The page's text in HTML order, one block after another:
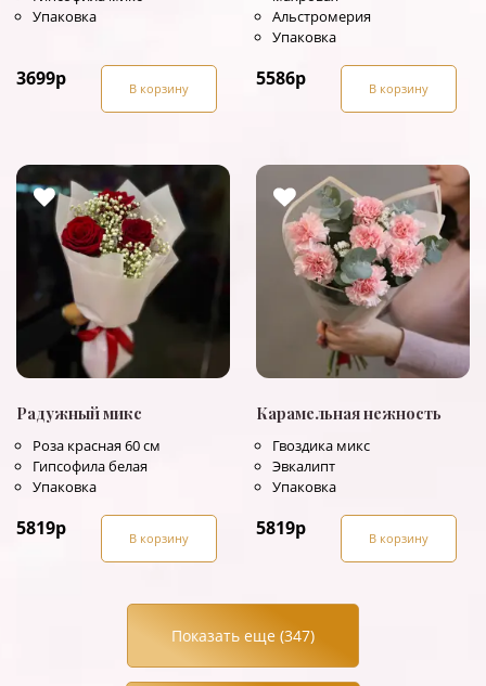
Упаковка
3699р В корзину
Альстромерия
Упаковка
5586р В корзину
Радужный микс
Роза красная 60 см
Гипсофила белая
Упаковка
5819р В корзину
Карамельная нежность
Гвоздика микс
Эвкалипт
Упаковка
5819р В корзину
Показать еще (347)